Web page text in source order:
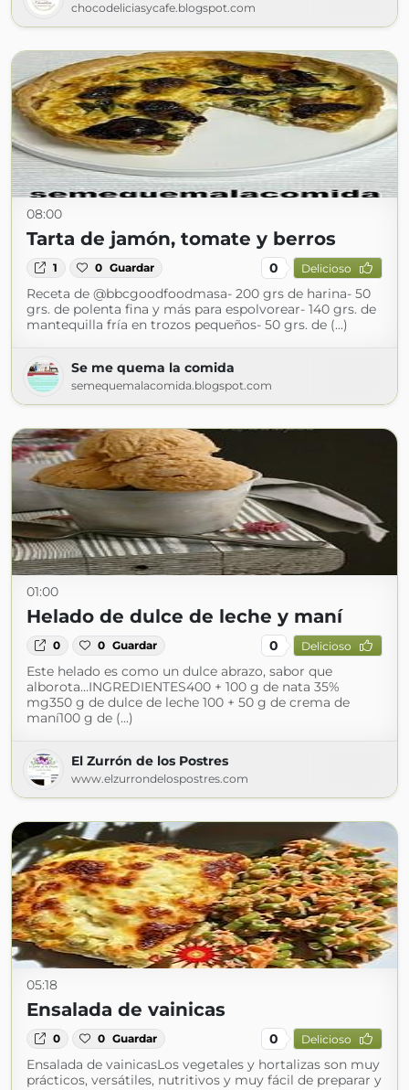
chocodeliciasycafe.blogspot.com
08:00
Tarta de jamón, tomate y berros
1 0 Guardar 0 Delicioso
Receta de @bbcgoodfoodmasa- 200 grs de harina- 50
grs. de polenta fina y más para espolvorear- 140 grs. de
mantequilla fría en trozos pequeños- 50 grs. de (...)
Se me quema la comida
semequemalacomida.blogspot.com
01:00
Helado de dulce de leche y maní
0 0 Guardar 0 Delicioso
Este helado es como un dulce abrazo, sabor que
alborota…INGREDIENTES400 + 100 g de nata 35%
mg350 g de dulce de leche 100 + 50 g de crema de
maní100 g de (...)
El Zurrón de los Postres
www.elzurrondelospostres.com
05:18
Ensalada de vainicas
0 0 Guardar 0 Delicioso
Ensalada de vainicasLos vegetales y hortalizas son muy
prácticos, versátiles, nutritivos y muy fácil de preparar y